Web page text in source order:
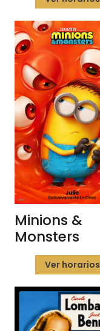
Minions &
Monsters
Ver horarios